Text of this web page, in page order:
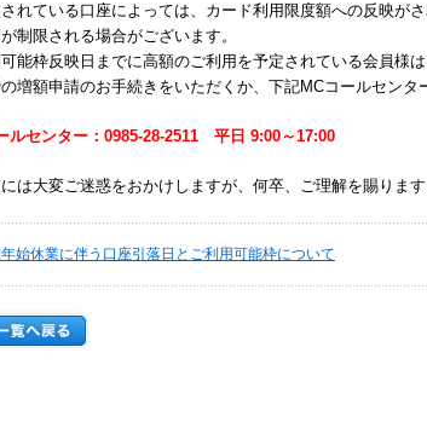
れている口座によっては、カード利用限度額への反映が
制限される場合がございます。
能枠反映日までに高額のご利用を予定されている会員様
増額申請のお手続きをいただくか、下記MCコールセンタ
ルセンター：0985-28-2511 平日 9:00～17:00
は大変ご迷惑をおかけしますが、何卒、ご理解を賜ります
始休業に伴う口座引落日とご利用可能枠について